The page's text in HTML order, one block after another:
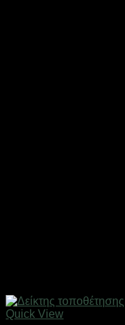
Quick View